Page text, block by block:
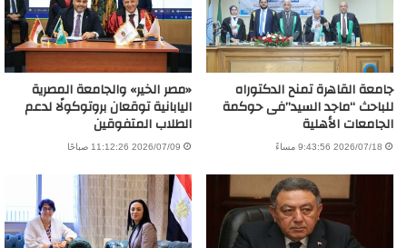
جامعة القاهرة تمنح الدكتوراه
للباحث “ماجد السيد”فى حوكمة
الجامعات الأهلية
2026/07/18 9:43:56 مساءً
«مصر الخير» والجامعة المصرية
اليابانية توقعان بروتوكولًا لدعم
الطلاب المتفوقين
2026/07/09 11:12:26 صباحًا